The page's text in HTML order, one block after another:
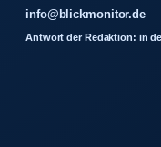
info@blickmonitor.de
Antwort der Redaktion: in